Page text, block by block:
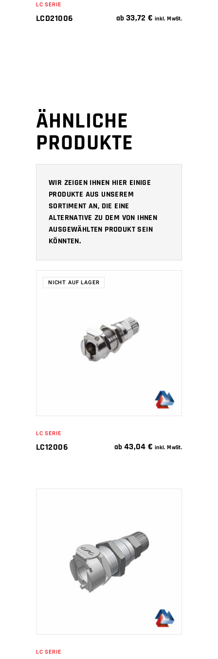
LC SERIE
LCD21006 ab 33,72€ inkl. MwSt.
ÄHNLICHE
PRODUKTE
WIR ZEIGEN IHNEN HIER EINIGE
PRODUKTE AUS UNSEREM
SORTIMENT AN, DIE EINE
ALTERNATIVE ZU DEM VON IHNEN
AUSGEWÄHLTEN PRODUKT SEIN
KÖNNTEN.
NICHT AUF LAGER
WEITERLESEN
LC SERIE
LC12006 ab 43,04€ inkl. MwSt.
IN DEN WARENKORB
LC SERIE